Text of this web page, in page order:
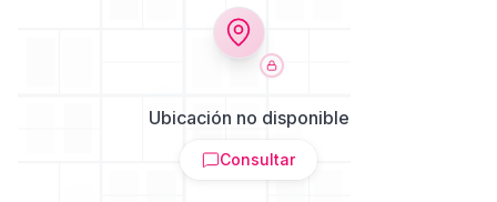
Ubicación no disponible
Consultar